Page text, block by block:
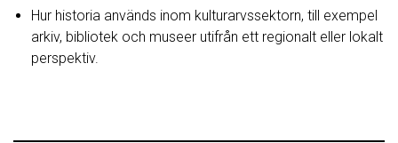
Hur historia används inom kulturarvssektorn, till exempel
arkiv, bibliotek och museer utifrån ett regionalt eller lokalt
perspektiv.